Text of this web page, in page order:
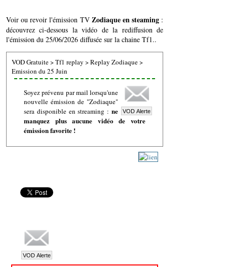
Voir ou revoir l'émission TV Zodiaque en steaming:
découvrez ci-dessous la vidéo de la rediffusion de
l'émission du 25/06/2026 diffusée sur la chaine Tf1..
VOD Gratuite>Tf1 replay >Replay Zodiaque>
Emission du 25 Juin
Soyez prévenu par mail lorsqu'une
nouvelle émission de "Zodiaque"
sera disponible en streaming : ne
manquez plus aucune vidéo de votre
émission favorite !